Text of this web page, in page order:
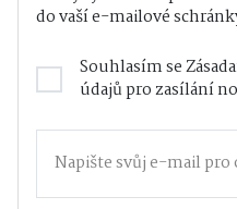
do vaší e-mailové
Souhlasím se
údajůpro zasílání